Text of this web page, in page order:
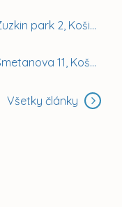
Voľné pracovné miesto - MŠ Zuzkin park 2, Košice -...
Voľné pracovné miesto - MŠ Smetanova 11, Košice -...
Všetky články